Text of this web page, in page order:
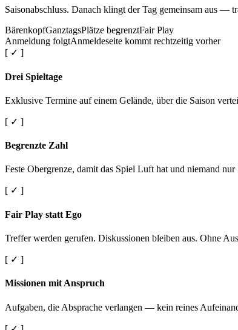
Saisonabschluss. Danach klingt der Tag gemeinsam aus —
BärenkopfGanztagsPlätze begrenztFair Play
Anmeldung folgtAnmeldeseite kommt rechtzeitig vorher
[ ✓ ]
Drei Spieltage
Exklusive Termine auf einem Gelände, über die Saison
[ ✓ ]
Begrenzte Zahl
Feste Obergrenze, damit das Spiel Luft hat und niemand nur
[ ✓ ]
Fair Play statt Ego
Treffer werden gerufen. Diskussionen bleiben aus. Ohne
[ ✓ ]
Missionen mit Anspruch
Aufgaben, die Absprache verlangen — kein reines